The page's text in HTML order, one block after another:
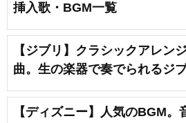
挿入歌・BGM一覧
【ジブリ】クラシックアレン
曲。生の楽器で奏でられるジ
【ディズニー】人気のBGM。